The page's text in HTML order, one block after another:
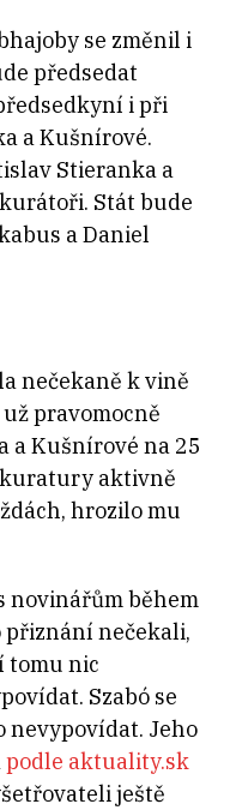
se změnil i
předsedat
i při
a Kušnírové.
Stieranka a
Stát bude
a Daniel
nečekaně k vině
pravomocně
a Kušnírové na 25
aktivně
hrozilo mu
novinářům během
přiznání nečekali,
tomu nic
Szabó se
nevypovídat. Jeho
podle aktuality.sk
ještě